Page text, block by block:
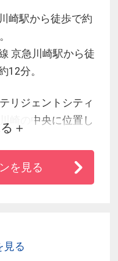
崎駅から徒歩で約
京急川崎駅から徒
12分。
リジェントシティ
崎の中央に位置し
浜へ８分というフ
ジネスエリアとし
とときをお届けし
。
を見る
見る